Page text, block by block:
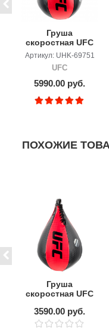
Груша
скоростная UFC
кожа 9″х6″ (20
Артикул: UHK-69751
UFC
5990.00 руб.
ПОХОЖИЕ
Груша
скоростная UFC
3590.00 руб.